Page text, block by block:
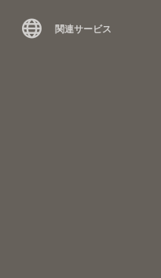
関連サービス